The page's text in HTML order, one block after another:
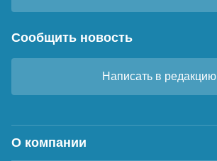
Сообщить новость
Написать в редакцию
О компании